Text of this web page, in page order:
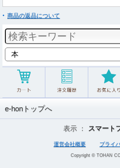
商品の返品について
e-honトップへ
表示 ： スマート
運営会社概要 プライ
Copyright © TOHAN